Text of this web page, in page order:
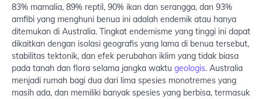
83% mamalia, 89% reptil, 90% ikan dan serangga, dan 93%
amfibi yang menghuni benua ini adalah endemik atau hanya
ditemukan di Australia. Tingkat endemisme yang tinggi ini dapat
dikaitkan dengan isolasi geografis yang lama di benua tersebut,
stabilitas tektonik, dan efek perubahan iklim yang tidak biasa
pada tanah dan flora selama jangka waktu geologis. Australia
menjadi rumah bagi dua dari lima spesies monotremes yang
masih ada, dan memiliki banyak spesies yang berbisa, termasuk